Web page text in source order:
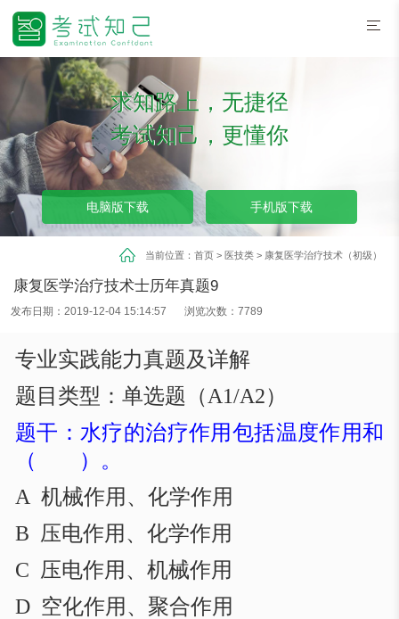
求知路上，无捷径
考试知己，更懂你
电脑版下载 手机版下载
当前位置： 首页> 医技类> 康复医学治疗技术（初级）
康复医学治疗技术士历年真题9
发布日期：2019-12-04 15:14:57 浏览次数：7789
专业实践能力真题及详解
题目类型 ： 单选题 （ A1/A2）
题干：水疗的治疗作用包括温度作用和
（ ）。
A 机械作用、化学作用
B 压电作用、化学作用
C 压电作用、机械作用
D 空化作用、聚合作用